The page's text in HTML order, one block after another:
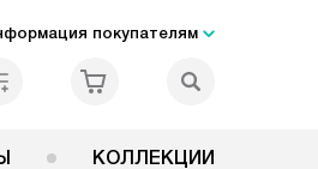
покупателям
КОЛЛЕКЦИИ